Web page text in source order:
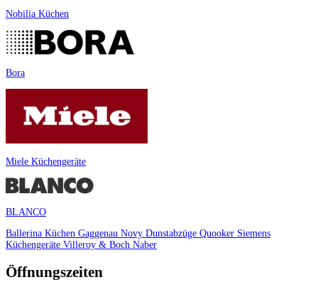
Nobilia Küchen
Bora
Miele Küchengeräte
BLANCO
Ballerina Küchen Gaggenau Novy Dunstabzüge Quooker Siemens
Küchengeräte Villeroy & Boch Naber
Öffnungszeiten